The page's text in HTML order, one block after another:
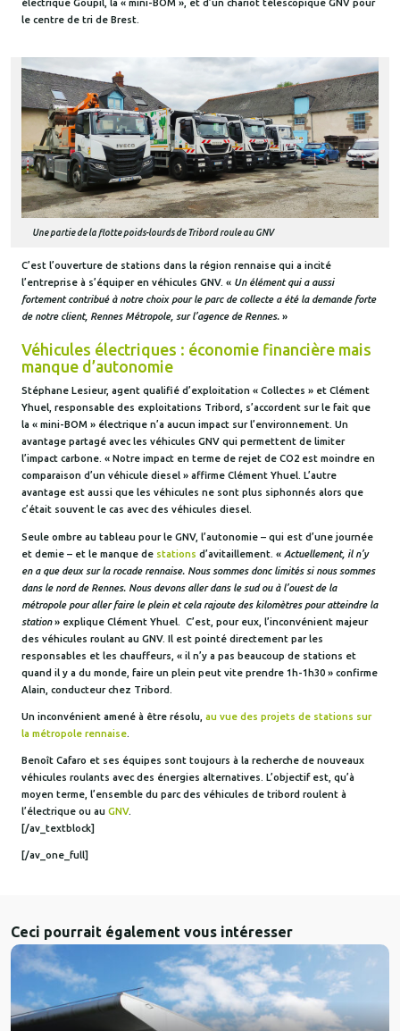
électrique Goupil, la « mini-BOM », et d’un chariot télescopique GNV pour
le centre de tri de Brest.
Une partie de la flotte poids-lourds de Tribord roule au GNV
C’est l’ouverture de stations dans la région rennaise qui a incité
l’entreprise à s’équiper en véhicules GNV. « Un élément qui a aussi
fortement contribué à notre choix pour le parc de collecte a été la demande forte
de notre client, Rennes Métropole, sur l’agence de Rennes. »
Véhicules électriques : économie financière mais
manque d’autonomie
Stéphane Lesieur, agent qualifié d’exploitation « Collectes » et Clément
Yhuel, responsable des exploitations Tribord, s’accordent sur le fait que
la « mini-BOM » électrique n’a aucun impact sur l’environnement. Un
avantage partagé avec les véhicules GNV qui permettent de limiter
l’impact carbone. « Notre impact en terme de rejet de CO2 est moindre en
comparaison d’un véhicule diesel » affirme Clément Yhuel. L’autre
avantage est aussi que les véhicules ne sont plus siphonnés alors que
c’était souvent le cas avec des véhicules diesel.
Seule ombre au tableau pour le GNV, l’autonomie – qui est d’une journée
et demie – et le manque de stations d’avitaillement. « Actuellement, il n’y
en a que deux sur la rocade rennaise. Nous sommes donc limités si nous sommes
dans le nord de Rennes. Nous devons aller dans le sud ou à l’ouest de la
métropole pour aller faire le plein et cela rajoute des kilomètres pour atteindre la
station» explique Clément Yhuel. C’est, pour eux, l’inconvénient majeur
des véhicules roulant au GNV. Il est pointé directement par les
responsables et les chauffeurs, « il n’y a pas beaucoup de stations et
quand il y a du monde, faire un plein peut vite prendre 1h-1h30 » confirme
Alain, conducteur chez Tribord.
Un inconvénient amené à être résolu, au vue des projets de stations sur
la métropole rennaise
Benoît Cafaro et ses équipes sont toujours à la recherche de nouveaux
véhicules roulants avec des énergies alternatives. L’objectif est, qu’à
moyen terme, l’ensemble du parc des véhicules de tribord roulent à
l’électrique ou au GNV.
[/av_textblock]
[/av_one_full]
Ceci pourrait également vous intéresser